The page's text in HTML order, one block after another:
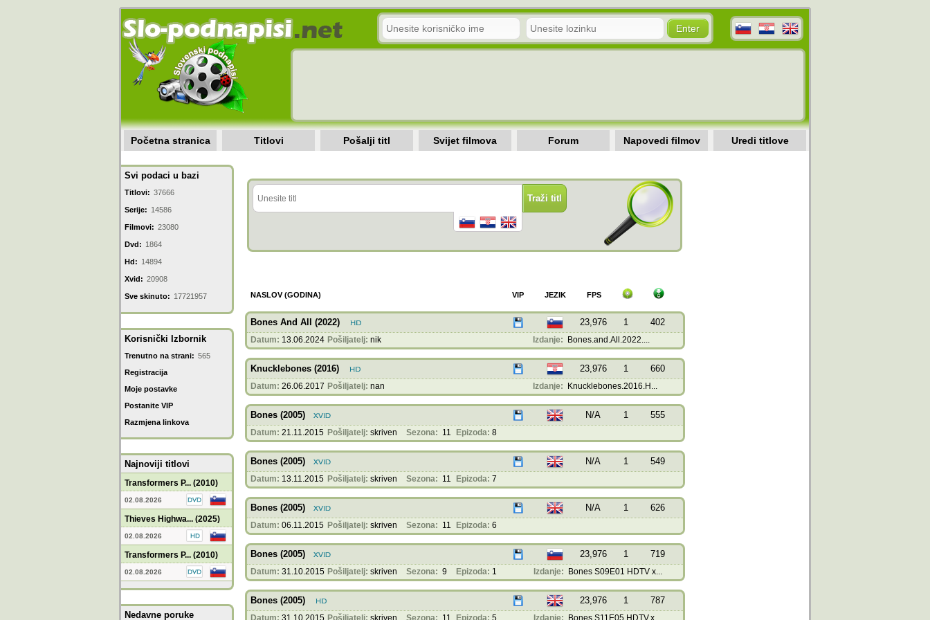
Početna stranica Titlovi Pošalji titl Svijet filmova Forum Napovedi filmov Uredi titlove
Svi podaci u bazi
Titlovi: 37666
Serije: 14586
Filmovi: 23080
Dvd: 1864
Hd: 14894
Xvid: 20908
Sve skinuto: 17721957
Korisnički Izbornik
Trenutno na strani: 565
Registracija
Moje postavke
Postanite VIP
Razmjena linkova
Najnoviji titlovi
Transformers P... (2010)
02.08.2026
Thieves Highwa... (2025)
02.08.2026
Transformers P... (2010)
02.08.2026
Nedavne poruke
NASLOV (GODINA) FPS
JEZIK
VIP
Bones And All (2022) 23,976 1 402
Datum: 13.06.2024 Pošiljatelj: nik Izdanje: Bones.and.All.2022....
Knucklebones (2016) 23,976 1 660
Datum: 26.06.2017 Pošiljatelj: nan Izdanje: Knucklebones.2016.H...
Bones (2005) N/A 1 555
Datum: 21.11.2015 Pošiljatelj: skriven Sezona: 11 Epizoda: 8
Bones (2005) N/A 1 549
Datum: 13.11.2015 Pošiljatelj: skriven Sezona: 11 Epizoda: 7
Bones (2005) N/A 1 626
Datum: 06.11.2015 Pošiljatelj: skriven Sezona: 11 Epizoda: 6
Bones (2005) 23,976 1 719
Datum: 31.10.2015 Pošiljatelj: skriven Sezona: 9 Epizoda: 1 Izdanje: Bones S09E01 HDTV x...
Bones (2005) 23,976 1 787
Datum: 31.10.2015 Pošiljatelj: skriven Sezona: 11 Epizoda: 5 Izdanje: Bones.S11E05.HDTV.x...